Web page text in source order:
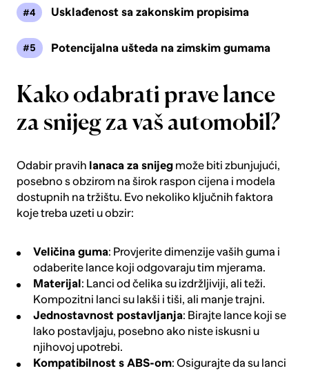
Usklađenost sa zakonskim propisima
Potencijalna ušteda na zimskim gumama
Kako odabrati prave lance
za snijeg za vaš automobil?
Odabir pravih lanaca za snijegmože biti zbunjujući,
posebno s obzirom na širok raspon cijena i modela
dostupnih na tržištu. Evo nekoliko ključnih faktora
koje treba uzeti u obzir:
Veličina guma: Provjerite dimenzije vaših guma i
odaberite lance koji odgovaraju tim mjerama.
Materijal: Lanci od čelika su izdržljiviji, ali teži.
Kompozitni lanci su lakši i tiši, ali manje trajni.
Jednostavnost postavljanja: Birajte lance koji se
lako postavljaju, posebno ako niste iskusni u
njihovoj upotrebi.
Kompatibilnost s ABS-om: Osigurajte da su lanci